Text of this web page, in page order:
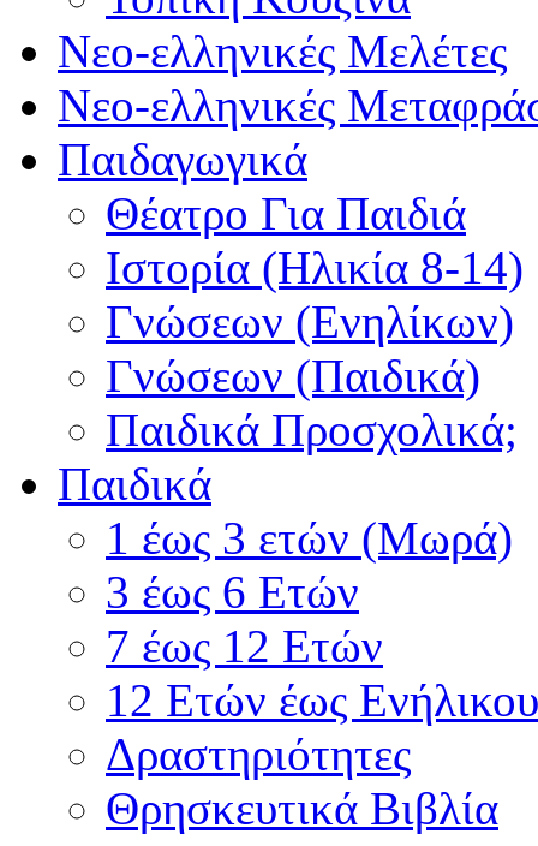
Νεο-ελληνικές Μελέτες
Νεο-ελληνικές
Παιδαγωγικά
Θέατρο Για Παιδιά
Ιστορία (Ηλικία 8-14)
Γνώσεων (Ενηλίκων)
Γνώσεων (Παιδικά)
Παιδικά Προσχολικά;
Παιδικά
1 έως 3 ετών (Μωρά)
3 έως 6 Ετών
7 έως 12 Ετών
12 Ετών έως
Δραστηριότητες
Θρησκευτικά Βιβλία